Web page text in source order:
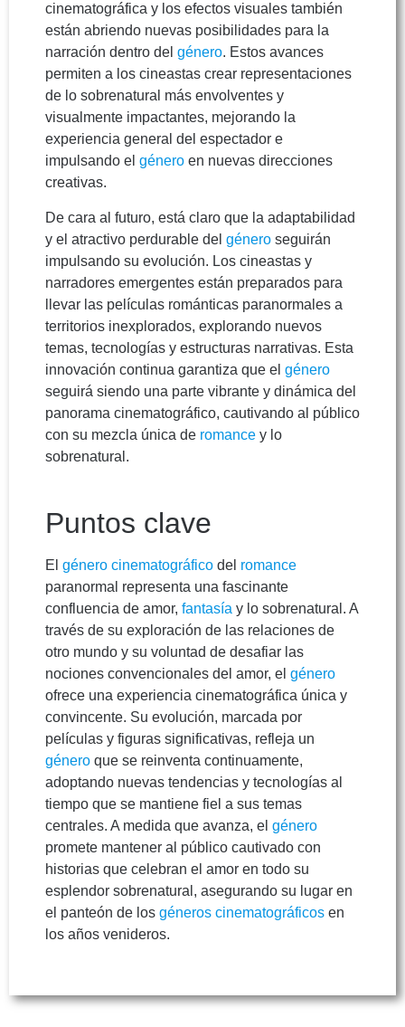
cinematográfica y los efectos visuales también
están abriendo nuevas posibilidades para la
narración dentro del género. Estos avances
permiten a los cineastas crear representaciones
de lo sobrenatural más envolventes y
visualmente impactantes, mejorando la
experiencia general del espectador e
impulsando el género en nuevas direcciones
creativas.
De cara al futuro, está claro que la adaptabilidad
y el atractivo perdurable del género seguirán
impulsando su evolución. Los cineastas y
narradores emergentes están preparados para
llevar las películas románticas paranormales a
territorios inexplorados, explorando nuevos
temas, tecnologías y estructuras narrativas. Esta
innovación continua garantiza que el género
seguirá siendo una parte vibrante y dinámica del
panorama cinematográfico, cautivando al público
con su mezcla única de romance y lo
sobrenatural.
Puntos clave
El género cinematográfico del romance
paranormal representa una fascinante
confluencia de amor, fantasía y lo sobrenatural. A
través de su exploración de las relaciones de
otro mundo y su voluntad de desafiar las
nociones convencionales del amor, el género
ofrece una experiencia cinematográfica única y
convincente. Su evolución, marcada por
películas y figuras significativas, refleja un
género que se reinventa continuamente,
adoptando nuevas tendencias y tecnologías al
tiempo que se mantiene fiel a sus temas
centrales. A medida que avanza, el género
promete mantener al público cautivado con
historias que celebran el amor en todo su
esplendor sobrenatural, asegurando su lugar en
el panteón de los géneros cinematográficos en
los años venideros.